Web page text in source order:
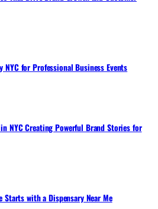
NYC for Professional Business Events
NYC Creating Powerful Brand Stories for
Starts with a Dispensary Near Me